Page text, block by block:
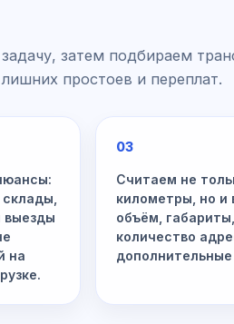
затем подбираем
простоев и переплат.
выезды
на
03
Считаем не
километры, но и
объём, габариты,
количество